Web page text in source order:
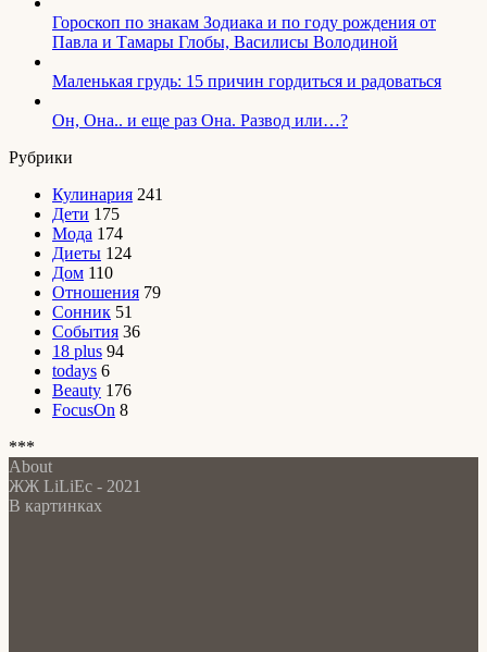
Гороскоп по знакам Зодиака и по году рождения от
Павла и Тамары Глобы, Василисы Володиной
Маленькая грудь: 15 причин гордиться и радоваться
Он, Она.. и еще раз Она. Развод или…?
Рубрики
Кулинария 241
Дети 175
Мода 174
Диеты 124
Дом 110
Отношения 79
Сонник 51
События 36
18 plus 94
todays 6
Beauty 176
FocusOn 8
***
About
ЖЖ LiLiEc - 2021
В картинках